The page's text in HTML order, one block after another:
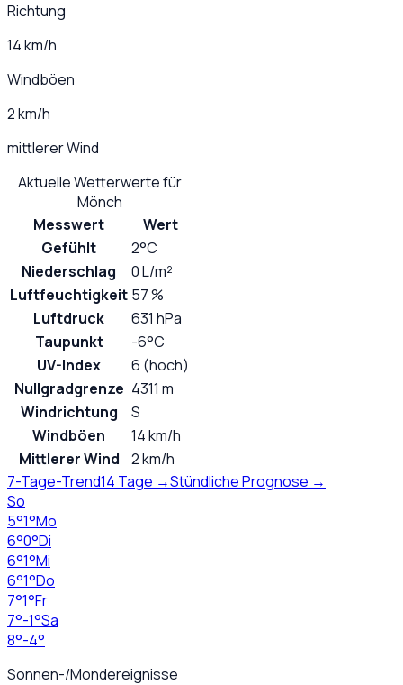
Richtung
14 km/h
Windböen
2 km/h
mittlerer Wind
Aktuelle Wetterwerte für
Mönch
Messwert
Wert
Gefühlt
2°C
Niederschlag
0 L/m²
Luftfeuchtigkeit 57 %
Luftdruck
631 hPa
Taupunkt
-6°C
UV-Index
6 (hoch)
Nullgradgrenze 4311 m
Windrichtung
S
Windböen
14 km/h
Mittlerer Wind
2 km/h
7-Tage-Trend14 Tage →Stündliche Prognose →
So
5°1°Mo
6°0°Di
6°1°Mi
6°1°Do
7°1°Fr
7°-1°Sa
8°-4°
Sonnen-/Mondereignisse